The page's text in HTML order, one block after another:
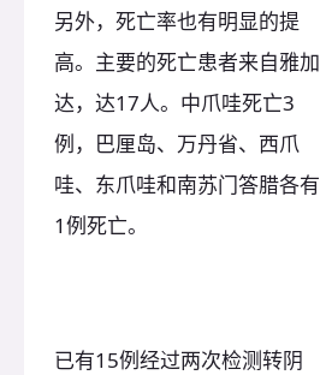
另外，死亡率也有明显的提
高。主要的死亡患者来自雅加
达，达17人。中爪哇死亡3
例，巴厘岛、万丹省、西爪
哇、东爪哇和南苏门答腊各有
1例死亡。
已有15例经过两次检测转阴